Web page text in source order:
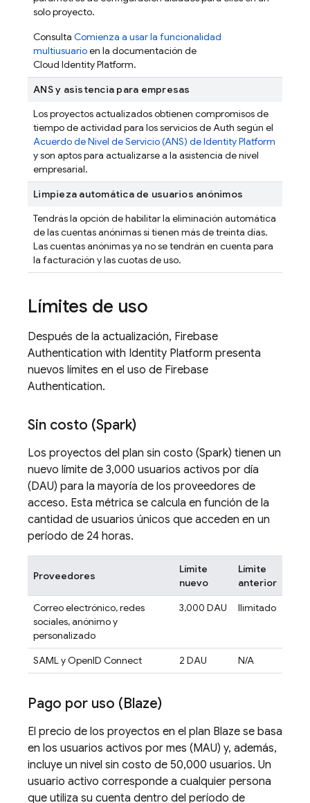
solo proyecto.
Consulta Comienza a usar la funcionalidad
multiusuarioen la documentación de
Cloud Identity Platform.
ANS y asistencia para empresas
Los proyectos actualizados obtienen compromisos de
tiempo de actividad para los servicios de Auth según el
Acuerdo de Nivel de Servicio (ANS) de Identity Platform
y son aptos para actualizarse a la asistencia de nivel
empresarial.
Limpieza automática de usuarios anónimos
Tendrás la opción de habilitar la eliminación automática
de las cuentas anónimas si tienen más de treinta días.
Las cuentas anónimas ya no se tendrán en cuenta para
la facturación y las cuotas de uso.
Límites de uso
Después de la actualización, Firebase
Authentication with Identity Platform presenta
nuevos límites en el uso de Firebase
Authentication.
Sin costo (Spark)
Los proyectos del plan sin costo (Spark) tienen un
nuevo límite de 3,000 usuarios activos por día
(DAU) para la mayoría de los proveedores de
acceso. Esta métrica se calcula en función de la
cantidad de usuarios únicos que acceden en un
período de 24 horas.
Proveedores
Límite
nuevo
Límite
anterior
Correo electrónico, redes
sociales, anónimo y
personalizado
3,000 DAU Ilimitado
SAML y OpenID Connect 2 DAU N/A
Pago por uso (Blaze)
El precio de los proyectos en el plan Blaze se basa
en los usuarios activos por mes (MAU) y, además,
incluye un nivel sin costo de 50,000 usuarios. Un
usuario activo corresponde a cualquier persona
que utiliza su cuenta dentro del período de